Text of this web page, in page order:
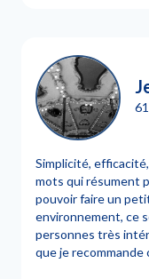
Simplicité,
mots qui résument
pouvoir faire un
environnement, ce
personnes très
que je